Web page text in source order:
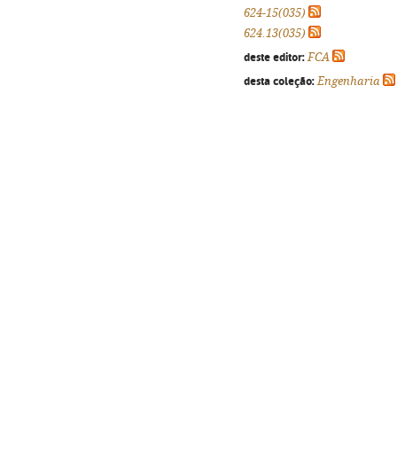
624-15(035)
624.13(035)
deste editor: FCA
desta coleção: Engenharia